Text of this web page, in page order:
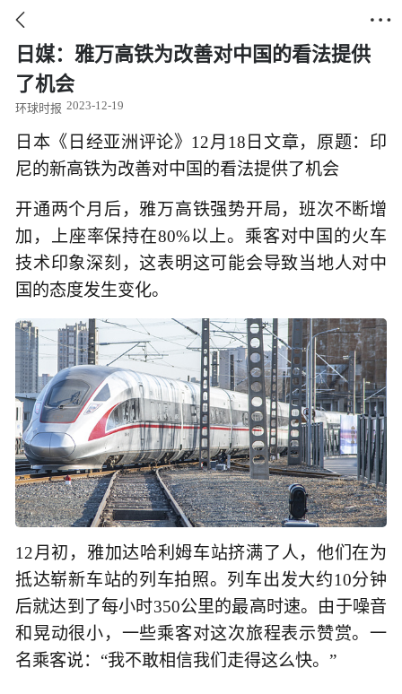
 
日媒：雅万高铁为改善对中国的看法提供
了机会
环球时报 2023-12-19
日本《日经亚洲评论》12月18日文章，原题：印
尼的新高铁为改善对中国的看法提供了机会
开通两个月后，雅万高铁强势开局，班次不断增
加，上座率保持在80%以上。乘客对中国的火车
技术印象深刻，这表明这可能会导致当地人对中
国的态度发生变化。
12月初，雅加达哈利姆车站挤满了人，他们在为
抵达崭新车站的列车拍照。列车出发大约10分钟
后就达到了每小时350公里的最高时速。由于噪音
和晃动很小，一些乘客对这次旅程表示赞赏。一
名乘客说：“我不敢相信我们走得这么快。”